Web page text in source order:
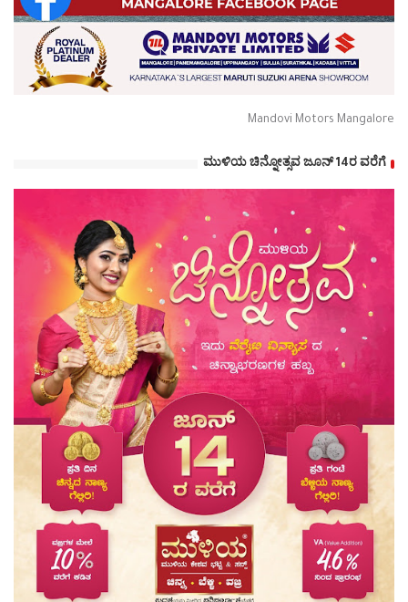
Mandovi Motors Mangalore
ಮುಳಿಯ ಚಿನ್ನೋತ್ಸವ ಜೂನ್ 14ರ ವರೆಗೆ